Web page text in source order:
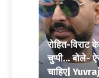
रोहित-विराट
चुप्पी… बोले-
चाहिए|